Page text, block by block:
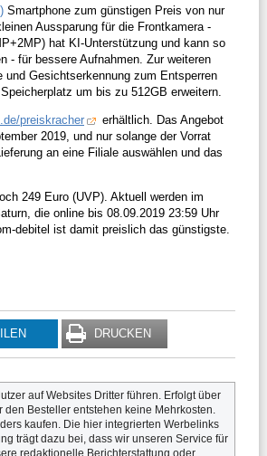
Smartphone zum günstigen Preis von nur
Aussparung für die Frontkamera -
hat KI-Unterstützung und kann so
- für bessere Aufnahmen. Zur weiteren
Gesichtserkennung zum Entsperren
um bis zu 512GB erweitern.
preiskracher
erhältlich. Das Angebot
2019, und nur solange der Vorrat
an eine Filiale auswählen und das
249 Euro (UVP). Aktuell werden im
die online bis 08.09.2019 23:59 Uhr
debitel ist damit preislich das günstigste.
DRUCKEN
auf Websites Dritter führen. Erfolgt über
Besteller entstehen keine Mehrkosten.
kaufen. Die hier integrierten Werbelinks
trägt dazu bei, dass wir unseren Service für
redaktionelle Berichterstattung oder